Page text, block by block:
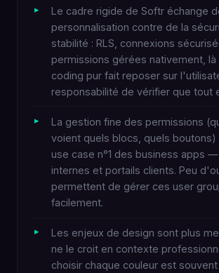
Le cadre rigide de Softr échange
personnalisation contre de la
stabilité : RLS, connexions
permissions gérées nativement, là
coding pur fait reposer sur
responsabilité de vérifier que tout
La gestion fine des permissions
voient quels blocs, quels boutons)
use case n°1 des business apps
internes et portails clients. Peu
permettent de gérer ces user
facilement.
Les enjeux de design sont plus
ne le croit en contexte
choisir chaque couleur est